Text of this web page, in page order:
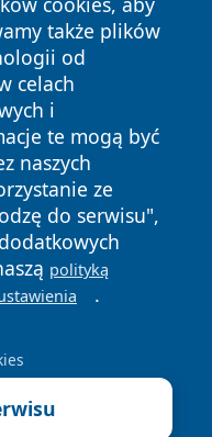
także plików
od
celach
i
te mogą być
naszych
ze
do serwisu",
polityką
.
Wszystkie prawa
Polityka
Cookies